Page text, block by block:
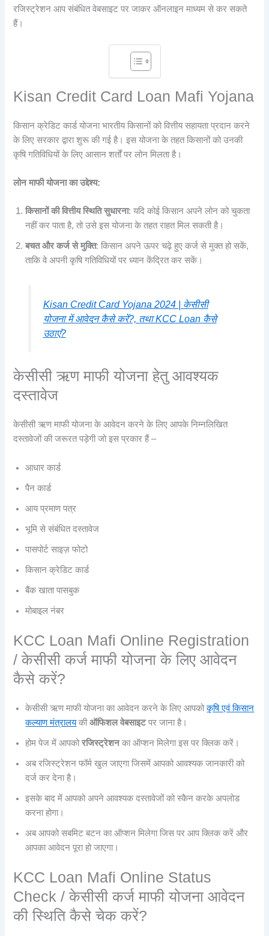
रजिस्ट्रेशन आप संबंधित वेबसाइट पर जाकर ऑनलाइन माध्यम से कर सकते
हैं।
Kisan Credit Card Loan Mafi Yojana
किसान क्रेडिट कार्ड योजना भारतीय किसानों को वित्तीय सहायता प्रदान करने
के लिए सरकार द्वारा शुरू की गई है। इस योजना के तहत किसानों को उनकी
कृषि गतिविधियों के लिए आसान शर्तों पर लोन मिलता है।
लोन माफी योजना का उद्देश्य:
किसानों की वित्तीय स्थिति सुधारना: यदि कोई किसान अपने लोन को चुकता
नहीं कर पाता है, तो उसे इस योजना के तहत राहत मिल सकती है।
बचत और कर्ज से मुक्ति: किसान अपने ऊपर चढ़े हुए कर्ज से मुक्त हो सकें,
ताकि वे अपनी कृषि गतिविधियों पर ध्यान केंद्रित कर सकें।
Kisan Credit Card Yojana 2024 | केसीसी
योजना में आवेदन कैसे करें?, तथा KCC Loan कैसे
उठाएं?
केसीसी ऋण माफी योजना हेतु आवश्यक
दस्तावेज
केसीसी ऋण माफी योजना के आवेदन करने के लिए आपके निम्नलिखित
दस्तावेजों की जरूरत पड़ेगी जो इस प्रकार हैं –
आधार कार्ड
पैन कार्ड
आय प्रमाण पत्र
भूमि से संबंधित दस्तावेज
पासपोर्ट साइज़ फोटो
किसान क्रेडिट कार्ड
बैंक खाता पासबुक
मोबाइल नंबर
KCC Loan Mafi Online Registration
/ केसीसी कर्ज माफी योजना के लिए आवेदन
कैसे करें?
केसीसी ऋण माफी योजना का आवेदन करने के लिए आपकोकृषि एवं किसान
कल्याण मंत्रालयकीऑफिशल वेबसाइटपर जाना है।
होम पेज में आपकोरजिस्ट्रेशनका ऑप्शन मिलेगा इस पर क्लिक करें।
अब रजिस्ट्रेशन फॉर्म खुल जाएगा जिसमें आपको आवश्यक जानकारी को
दर्ज कर देना है।
इसके बाद में आपको अपने आवश्यक दस्तावेजों को स्कैन करके अपलोड
करना होगा।
अब आपको सबमिट बटन का ऑप्शन मिलेगा जिस पर आप क्लिक करें और
आपका आवेदन पूरा हो जाएगा।
KCC Loan Mafi Online Status
Check / केसीसी कर्ज माफी योजना आवेदन
की स्थिति कैसे चेक करें?